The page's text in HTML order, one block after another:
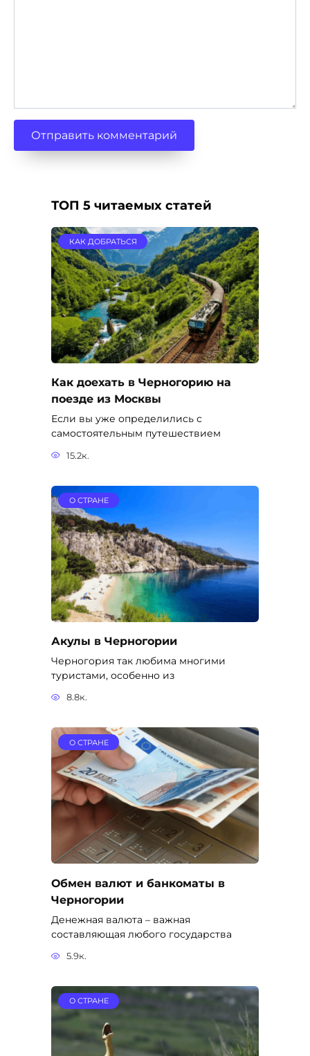
ТОП 5 читаемых статей
КАК ДОБРАТЬСЯ
Как доехать в Черногорию на
поезде из Москвы
Если вы уже определились с
самостоятельным путешествием
15.2к.
О СТРАНЕ
Акулы в Черногории
Черногория так любима многими
туристами, особенно из
8.8к.
О СТРАНЕ
Обмен валют и банкоматы в
Черногории
Денежная валюта – важная
составляющая любого государства
5.9к.
О СТРАНЕ